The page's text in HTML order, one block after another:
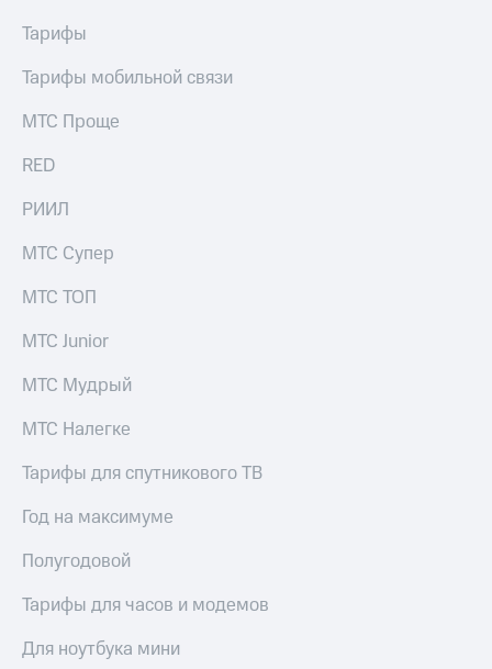
Тарифы
Тарифы мобильной связи
МТС Проще
RED
РИИЛ
МТС Супер
МТС ТОП
МТС Junior
МТС Мудрый
МТС Налегке
Тарифы для спутникового ТВ
Год на максимуме
Полугодовой
Тарифы для часов и модемов
Для ноутбука мини